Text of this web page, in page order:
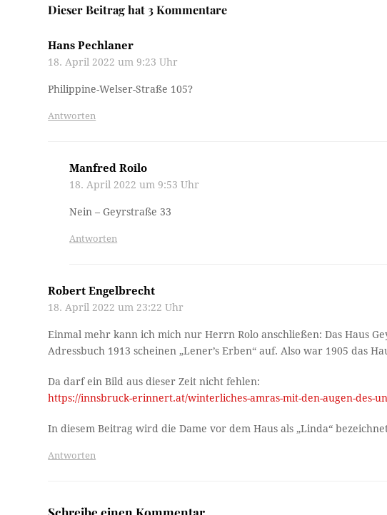
Dieser Beitrag hat 3 Kommentare
Hans Pechlaner
18. April 2022 um 9:23 Uhr
Philippine-Welser-Straße 105?
Antworten
Manfred Roilo
18. April 2022 um 9:53 Uhr
Nein – Geyrstraße 33
Antworten
Robert Engelbrecht
18. April 2022 um 23:22 Uhr
Einmal mehr kann ich mich nur Herrn Rolo anschließen: Das Haus
Adressbuch 1913 scheinen „Lener’s Erben“ auf. Also war 1905 das
Da darf ein Bild aus dieser Zeit nicht fehlen:
https://innsbruck-erinnert.at/winterliches-amras-mit-den-augen-des-
In diesem Beitrag wird die Dame vor dem Haus als „Linda“
Antworten